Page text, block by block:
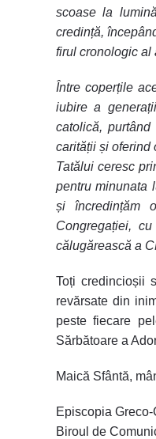
scoase la
credință,
firul cronologic al
Între coperțile
iubire a
catolică,
carității și oferind
Tatălui ceresc
pentru minunata
și încredințăm
Congregației,
călugărească a
Toți credincioșii
revărsate din
peste fiecare
Sărbătoare a
Maică Sfântă,
Episcopia
Biroul de